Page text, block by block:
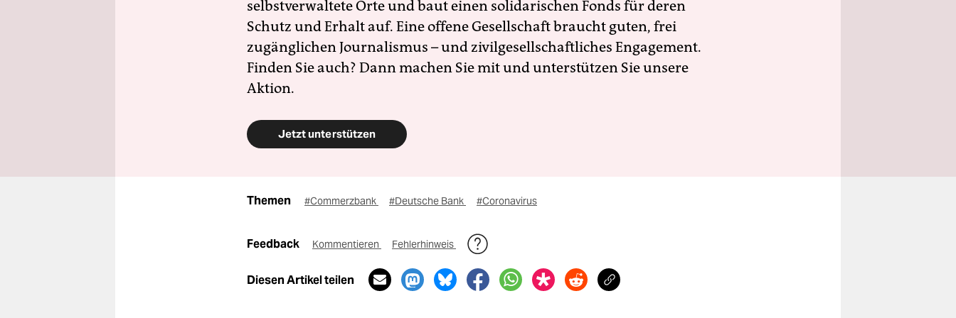
selbstverwaltete Orte und baut einen solidarischen Fonds für deren
Schutz und Erhalt auf. Eine offene Gesellschaft braucht guten, frei
zugänglichen Journalismus – und zivilgesellschaftliches Engagement.
Finden Sie auch? Dann machen Sie mit und unterstützen Sie unsere
Aktion.
Jetzt unterstützen
Themen #Commerzbank #Deutsche Bank #Coronavirus
Feedback Kommentieren Fehlerhinweis
Diesen Artikel teilen